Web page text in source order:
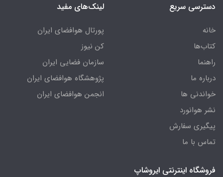
دسترسی سریع
خانه
کتاب‌ها
راهنما
درباره ما
خواندنی ها
نشر هوانورد
پیگیری سفارش
تماس با ما
لینک‌های مفید
پورتال هوافضای ایران
کن نیوز
سازمان فضایی ایران
پژوهشگاه هوافضای ایران
انجمن هوافضای ایران
فروشگاه اینترنتی ایروشاپ